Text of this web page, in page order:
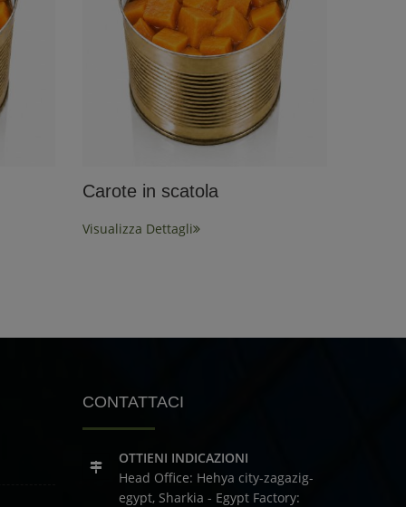
Carote in scatola
Visualizza Dettagli
CONTATTACI
OTTIENI INDICAZIONI
Head Office: Hehya city-zagazig-
egypt, Sharkia - Egypt Factory: